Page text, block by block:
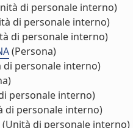
di personale interno)
di personale interno)
di personale interno)
(Persona)
di personale interno)
personale interno)
di personale interno)
(Unità di personale interno)